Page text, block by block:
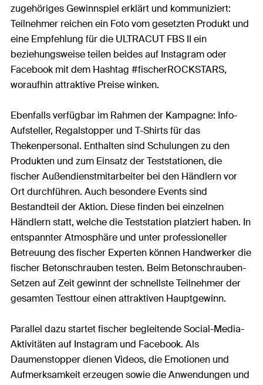
zugehöriges Gewinnspiel erklärt und kommuniziert:
Teilnehmer reichen ein Foto vom gesetzten Produkt und
eine Empfehlung für die ULTRACUT FBS II ein
beziehungsweise teilen beides auf Instagram oder
Facebook mit dem Hashtag #fischerROCKSTARS,
woraufhin attraktive Preise winken.
Ebenfalls verfügbar im Rahmen der Kampagne: Info-
Aufsteller, Regalstopper und T-Shirts für das
Thekenpersonal. Enthalten sind Schulungen zu den
Produkten und zum Einsatz der Teststationen, die
fischer Außendienstmitarbeiter bei den Händlern vor
Ort durchführen. Auch besondere Events sind
Bestandteil der Aktion. Diese finden bei einzelnen
Händlern statt, welche die Teststation platziert haben. In
entspannter Atmosphäre und unter professioneller
Betreuung des fischer Experten können Handwerker die
fischer Betonschrauben testen. Beim Betonschrauben-
Setzen auf Zeit gewinnt der schnellste Teilnehmer der
gesamten Testtour einen attraktiven Hauptgewinn.
Parallel dazu startet fischer begleitende Social-Media-
Aktivitäten auf Instagram und Facebook. Als
Daumenstopper dienen Videos, die Emotionen und
Aufmerksamkeit erzeugen sowie die Anwendungen und